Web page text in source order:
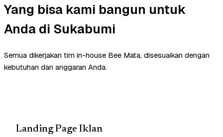
Yang bisa kami bangun untuk
Anda di Sukabumi
Semua dikerjakan tim in-house Bee Mata, disesuaikan dengan
kebutuhan dan anggaran Anda.
Landing Page Iklan